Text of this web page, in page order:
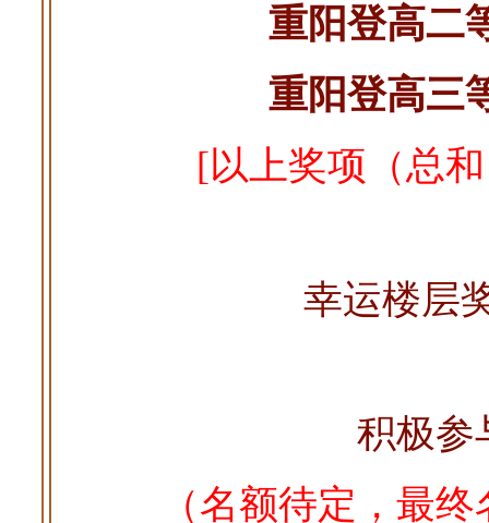
重阳登高二
重阳登高三
[以上奖项（总
幸运楼层
积极参
（名额待定，最